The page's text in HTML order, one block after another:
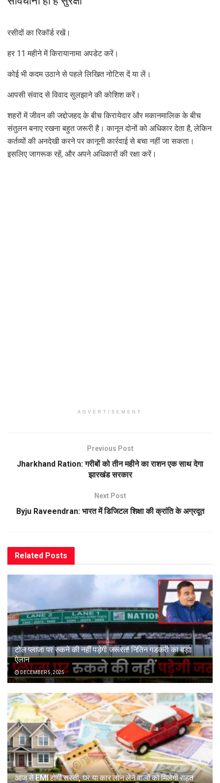
रसीदों का रिकॉर्ड रखें।
हर 11 महीने में किरायानामा अपडेट करें।
कोई भी कदम उठाने से पहले लिखित नोटिस दें या लें।
आपसी संवाद से विवाद सुलझाने की कोशिश करें।
शहरों में जीवन की जद्दोजहद के बीच किरायेदार और मकानमालिक के बीच
संतुलन बनाए रखना बहुत जरूरी है। कानून दोनों को अधिकार देता है, लेकिन
कर्तव्यों की अनदेखी करने पर कानूनी कार्रवाई से बचा नहीं जा सकता।
इसलिए जागरूक रहें, और अपने अधिकारों की रक्षा करें।
ADVERTISEMENT
Previous Post
Jharkhand Ration: गरीबों को तीन महीने का राशन एक साथ देगा
झारखंड सरकार
Next Post
Byju Raveendran: भारत में डिजिटल शिक्षा की क्रांति के अग्रदूत
Related Posts
टोल प्लाजा पर रुकने की नहीं पड़ेगी जरूरत! नितिन गडकरी का बड़ा
ऐलान
DECEMBER 5, 2025
आज से EMI होगी सस्ती, घर या कार लोन लेने वालों को मिलेगी राहत